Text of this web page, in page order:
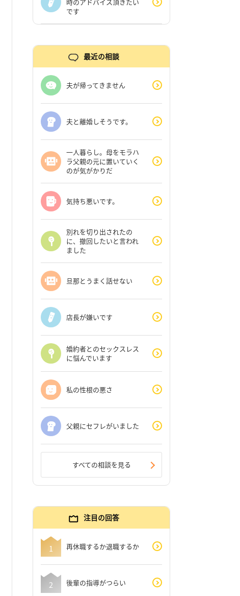
です
最近の相談
夫が帰ってきません
夫と離婚しそうです。
一人暮らし。母をモラハ
ラ父親の元に置いていく
のが気がかりだ
気持ち悪いです。
別れを切り出されたの
に、撤回したいと言われ
ました
旦那とうまく話せない
店長が嫌いです
婚約者とのセックスレス
に悩んでいます
私の性根の悪さ
父親にセフレがいました
すべての相談を見る
注目の回答
再休職するか退職するか
後輩の指導がつらい